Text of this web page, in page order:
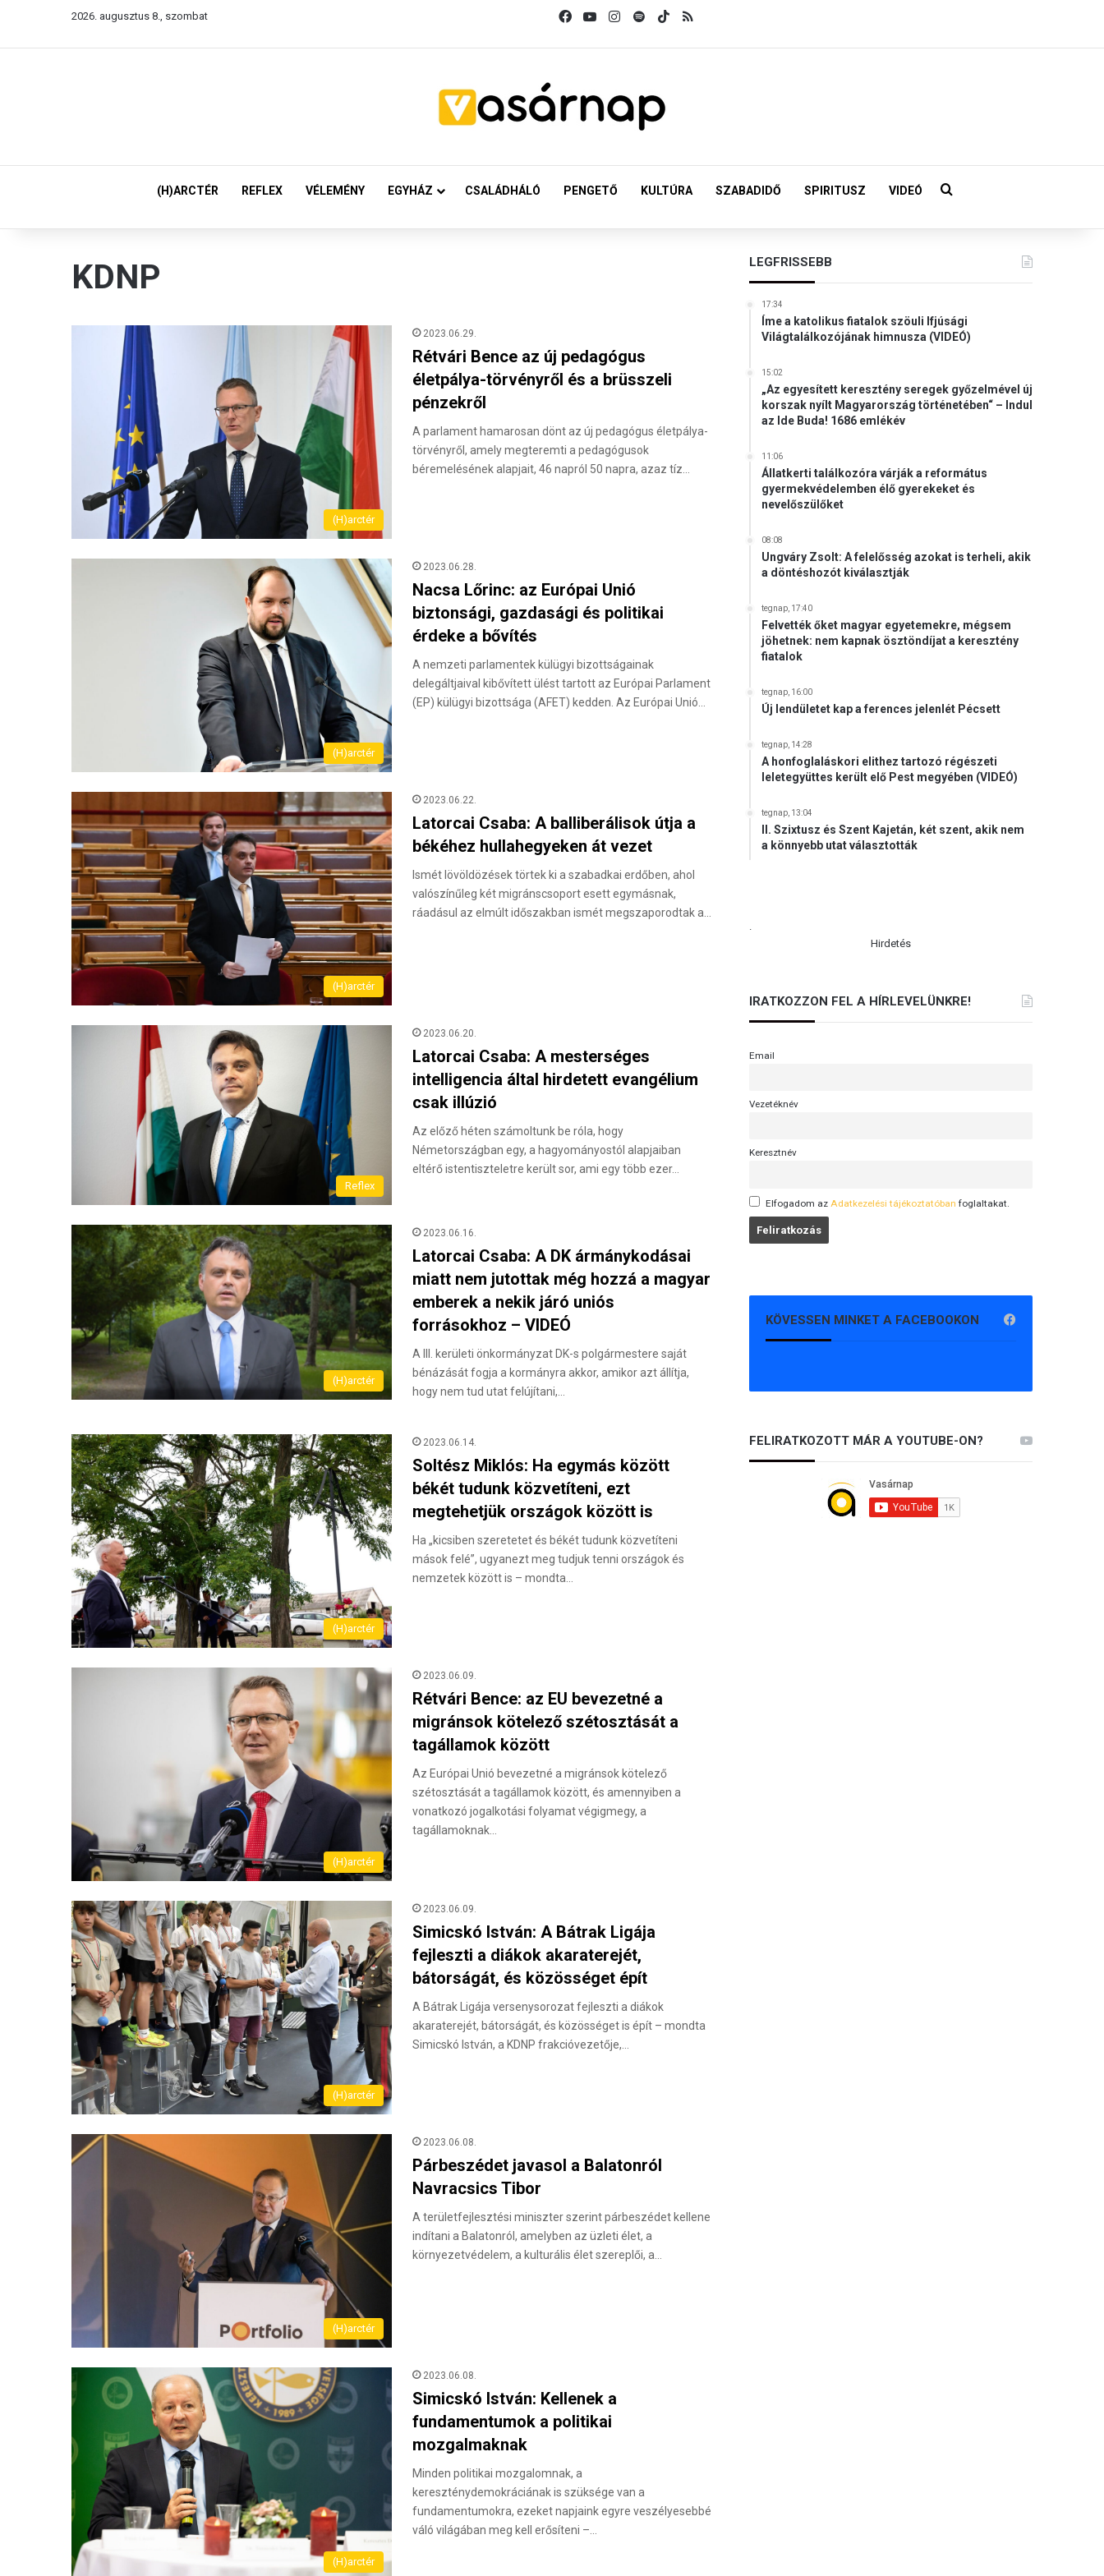
2026. augusztus 8., szombat FacebookYouTubeInstagram
SpotifyTikTok
(H)ARCTÉR REFLEX VÉLEMÉNY EGYHÁZ CSALÁDHÁLÓ PENGETŐ KULTÚRA SZABADIDŐ SPIRITUSZ VIDEÓ Keresés:
KDNP
(H)arctér
2023.06.29.
Rétvári Bence az új pedagógus
életpálya-törvényről és a brüsszeli
pénzekről
A parlament hamarosan dönt az új pedagógus életpálya-
törvényről, amely megteremti a pedagógusok
béremelésének alapjait, 46 napról 50 napra, azaz tíz…
(H)arctér
2023.06.28.
Nacsa Lőrinc: az Európai Unió
biztonsági, gazdasági és politikai
érdeke a bővítés
A nemzeti parlamentek külügyi bizottságainak
delegáltjaival kibővített ülést tartott az Európai Parlament
(EP) külügyi bizottsága (AFET) kedden. Az Európai Unió…
(H)arctér
2023.06.22.
Latorcai Csaba: A balliberálisok útja a
békéhez hullahegyeken át vezet
Ismét lövöldözések törtek ki a szabadkai erdőben, ahol
valószínűleg két migránscsoport esett egymásnak,
ráadásul az elmúlt időszakban ismét megszaporodtak a…
Reflex
2023.06.20.
Latorcai Csaba: A mesterséges
intelligencia által hirdetett evangélium
csak illúzió
Az előző héten számoltunk be róla, hogy
Németországban egy, a hagyományostól alapjaiban
eltérő istentiszteletre került sor, ami egy több ezer…
(H)arctér
2023.06.16.
Latorcai Csaba: A DK ármánykodásai
miatt nem jutottak még hozzá a magyar
emberek a nekik járó uniós
forrásokhoz – VIDEÓ
A III. kerületi önkormányzat DK-s polgármestere saját
bénázását fogja a kormányra akkor, amikor azt állítja,
hogy nem tud utat felújítani,…
(H)arctér
2023.06.14.
Soltész Miklós: Ha egymás között
békét tudunk közvetíteni, ezt
megtehetjük országok között is
Ha „kicsiben szeretetet és békét tudunk közvetíteni
mások felé”, ugyanezt meg tudjuk tenni országok és
nemzetek között is – mondta…
(H)arctér
2023.06.09.
Rétvári Bence: az EU bevezetné a
migránsok kötelező szétosztását a
tagállamok között
Az Európai Unió bevezetné a migránsok kötelező
szétosztását a tagállamok között, és amennyiben a
vonatkozó jogalkotási folyamat végigmegy, a
tagállamoknak…
(H)arctér
2023.06.09.
Simicskó István: A Bátrak Ligája
fejleszti a diákok akaraterejét,
bátorságát, és közösséget épít
A Bátrak Ligája versenysorozat fejleszti a diákok
akaraterejét, bátorságát, és közösséget is épít – mondta
Simicskó István, a KDNP frakcióvezetője,…
(H)arctér
2023.06.08.
Párbeszédet javasol a Balatonról
Navracsics Tibor
A területfejlesztési miniszter szerint párbeszédet kellene
indítani a Balatonról, amelyben az üzleti élet, a
környezetvédelem, a kulturális élet szereplői, a…
(H)arctér
2023.06.08.
Simicskó István: Kellenek a
fundamentumok a politikai
mozgalmaknak
Minden politikai mozgalomnak, a
kereszténydemokráciának is szüksége van a
fundamentumokra, ezeket napjaink egyre veszélyesebbé
váló világában meg kell erősíteni –…
LEGFRISSEBB
17:34
Íme a katolikus fiatalok szöuli Ifjúsági
Világtalálkozójának himnusza (VIDEÓ)
15:02
„Az egyesített keresztény seregek győzelmével új
korszak nyílt Magyarország történetében“ – Indul
az Ide Buda! 1686 emlékév
11:06
Állatkerti találkozóra várják a református
gyermekvédelemben élő gyerekeket és
nevelőszülőket
08:08
Ungváry Zsolt: A felelősség azokat is terheli, akik
a döntéshozót kiválasztják
tegnap, 17:40
Felvették őket magyar egyetemekre, mégsem
jöhetnek: nem kapnak ösztöndíjat a keresztény
fiatalok
tegnap, 16:00
Új lendületet kap a ferences jelenlét Pécsett
tegnap, 14:28
A honfoglaláskori elithez tartozó régészeti
leletegyüttes került elő Pest megyében (VIDEÓ)
tegnap, 13:04
II. Szixtusz és Szent Kajetán, két szent, akik nem
a könnyebb utat választották
.
Hirdetés
IRATKOZZON FEL A HÍRLEVELÜNKRE!
Email
Vezetéknév
Keresztnév
Elfogadom az Adatkezelési tájékoztatóban foglaltakat.
KÖVESSEN MINKET A FACEBOOKON
FELIRATKOZOTT MÁR A YOUTUBE-ON?